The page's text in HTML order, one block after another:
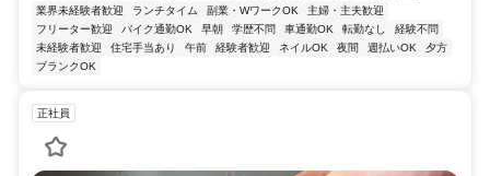
業界未経験者歓迎 ランチタイム 副業・WワークOK
主婦・主夫歓迎
フリーター歓迎
バイク通勤OK 早朝 学歴不問 車通勤OK 転勤なし
経験不問
未経験者歓迎
住宅手当あり 午前 経験者歓迎 ネイルOK 夜間 週払いOK
夕方
ブランクOK
正社員